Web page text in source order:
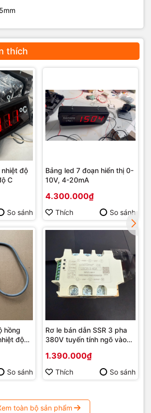
thích
nhiệt độ
C
So sánh
Bảng led 7 đoạn hiển thị 0-
10V, 4-20mA
4.300.000₫
Thích So sánh
hồng
độ
10Vdc
So sánh
Rơ le bán dẫn SSR 3 pha
380V tuyến tính ngõ vào
1.390.000₫
Thích So sánh
toàn bộ sản phẩm